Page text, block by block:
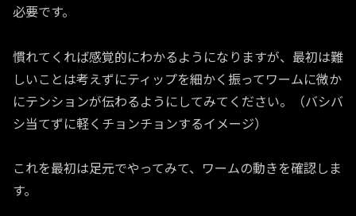
必要です。
慣れてくれば感覚的にわかるようになりますが、最初は難
しいことは考えずにティップを細かく振ってワームに微か
にテンションが伝わるようにしてみてください。（バシバ
シ当てずに軽くチョンチョンするイメージ）
これを最初は足元でやってみて、ワームの動きを確認しま
す。